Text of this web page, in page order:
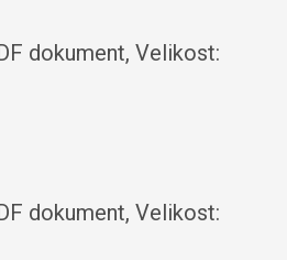
dokument, Velikost:
dokument, Velikost: